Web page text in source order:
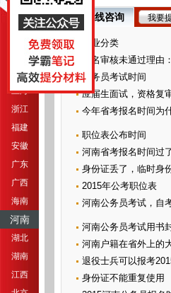
江苏
上海
浙江
福建
安徽
广东
广西
海南
河南
湖北
湖南
江西
在线咨询 我要
专业分类
报名审核未通过理由
公务员考试时间
应届生面试，资格复
今年省考报名时间为
职位表公布时间
河南省考报名时间过
身份证丢了，临时身
2015年公考职位表
河南公务员考试，自
河南公务员考试用书
河南户籍在省外上的
退役士兵可以报考
身份证不能重复使用